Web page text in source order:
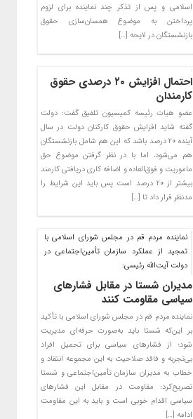
اسلامی و پس از تذکر چند نماینده برای لزوم
پرداختن به موضوع همسان‌سازی حقوق
بازنشستگان در لایحه […]
احتمال افزایش ۲۰ درصدی حقوق
کارمندان
عضو هیات رئیسه کمیسیون تلفیق گفت: دولت
گفته شاید افزایش حقوق کارکنان دولت در سال
آینده ۲۰ درصد باشد که این هم شامل بازنشستگان
هم می‌شود، اما با در نظر گرفتن موضوع حق
ماموریت و فوق‌العاده و اضافه کاری دریافتی کارمند
بیشتر از ۲۰ درصد است پس باید این شرایط را
مدنظر قرار داد تا […]
نماینده مردم قم در مجلس شورای اسلامی با
تمجید از عملکرد سازمان تأمین‌اجتماعی در
دولت آیت‌الله رئیسی:
مدیران شستا در مقابل فشارهای
سیاسی مقاومت کنند
نماینده مردم قم در مجلس شورای اسلامی با تأکید
بر این‌که شستا باید به‌صورت حرفه‌ای مدیریت
شود؛ از فشارهای سیاسی برای تحمیل افراد
بی‌تجربه و فاقد صلاحیت به این مجموعه انتقاد و
خطاب به مدیران سازمان تأمین‌اجتماعی و شستا
تصریح‌کرد: مقاومت در مقابل این فشارهای
سیاسی اقدام خوبی است و باید به این مقاومت
ادامه […]